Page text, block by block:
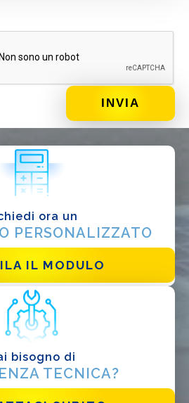
ora un
PERSONALIZZATO
IL MODULO
bisogno di
TECNICA?
Progettista
EPC
Altro
Policy*